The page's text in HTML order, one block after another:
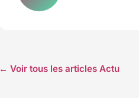
← Voir tous les articles Actu